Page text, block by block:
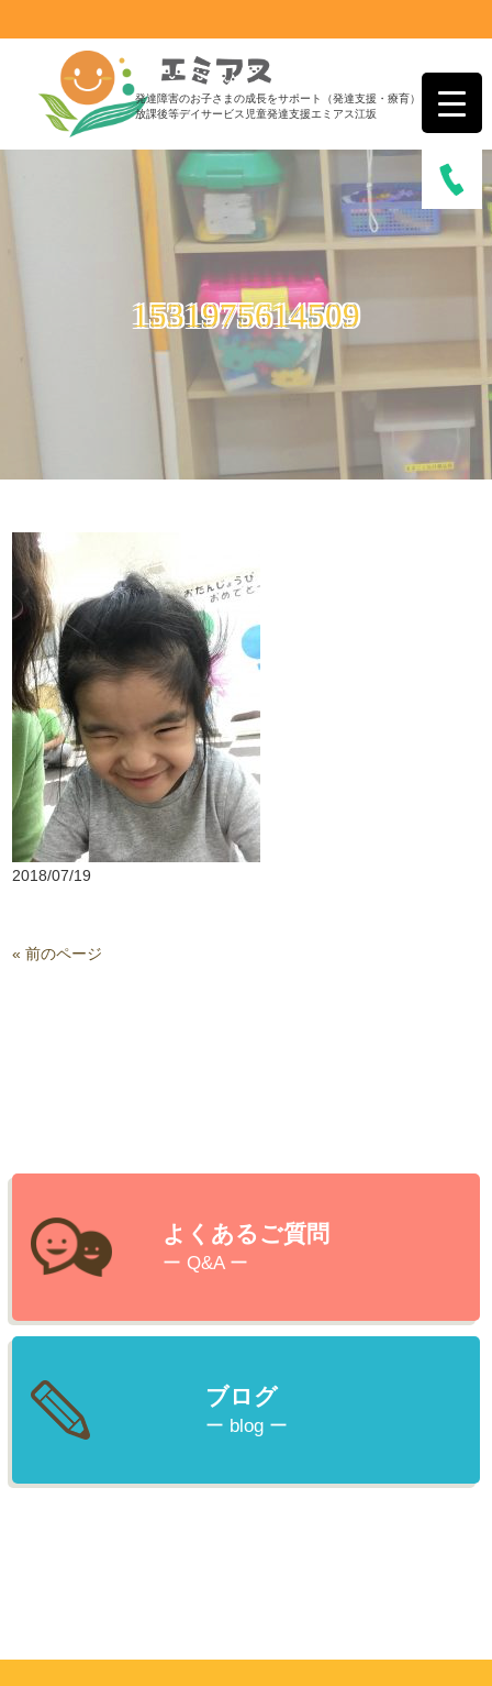
発達障害のお子さまの成長をサポート（発達支援・療育）
放課後等デイサービス児童発達支援エミアス江坂
1531975614509
2018/07/19
« 前のページ
よくあるご質問
ー Q&A ー
ブログ
ー blog ー